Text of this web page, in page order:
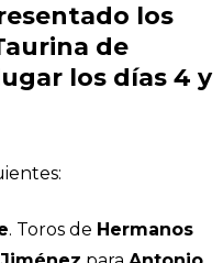
los
de
los días 4 y
. Toros de Hermanos